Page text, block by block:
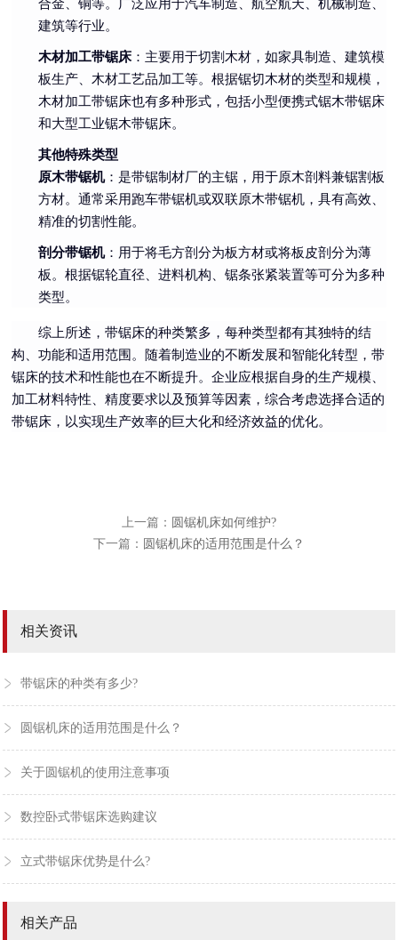
建筑等行业。
木材加工带锯床：主要用于切割木材，如家具制造、建筑模
板生产、木材工艺品加工等。根据锯切木材的类型和规模，
木材加工带锯床也有多种形式，包括小型便携式锯木带锯床
和大型工业锯木带锯床。
其他特殊类型
原木带锯机：是带锯制材厂的主锯，用于原木剖料兼锯割板
方材。通常采用跑车带锯机或双联原木带锯机，具有高效、
精准的切割性能。
剖分带锯机：用于将毛方剖分为板方材或将板皮剖分为薄
板。根据锯轮直径、进料机构、锯条张紧装置等可分为多种
类型。
综上所述，带锯床的种类繁多，每种类型都有其独特的结
构、功能和适用范围。随着制造业的不断发展和智能化转型，带
锯床的技术和性能也在不断提升。企业应根据自身的生产规模、
加工材料特性、精度要求以及预算等因素，综合考虑选择合适的
带锯床，以实现生产效率的巨大化和经济效益的优化。
上一篇： 圆锯机床如何维护?
下一篇： 圆锯机床的适用范围是什么？
相关资讯
带锯床的种类有多少?
圆锯机床的适用范围是什么？
关于圆锯机的使用注意事项
数控卧式带锯床选购建议
立式带锯床优势是什么?
相关产品